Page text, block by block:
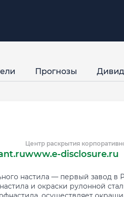
Прогнозы
Центр раскрытия
www.e-disclosure.ru
настила — первый завод
и окраски рулонной